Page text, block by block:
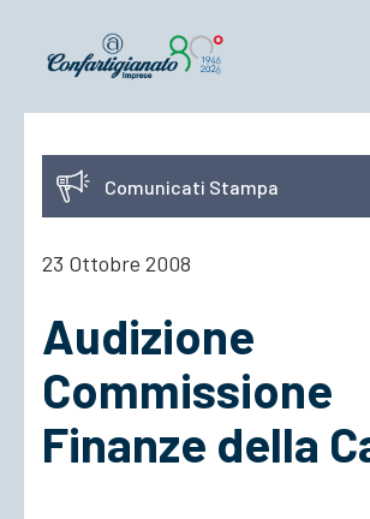
Notizie e Documenti
Confartigianato
Cosa Facciamo
Comunicati Stampa
23 Ottobre 2008
Audizione
Commissione
Finanze della